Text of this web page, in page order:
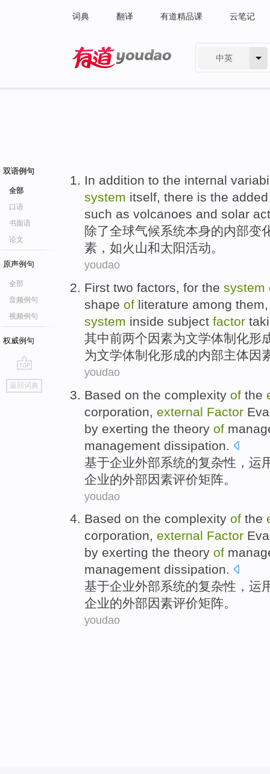
词典 翻译 有道精品课 云笔记
中英
双语例句
全部
口语
书面语
论文
原声例句
全部
音频例句
视频例句
权威例句
go
top
返回词典
In addition to the internal
system itself, there is the added
such as volcanoes and solar
除了全球气候系统本身的内部变
素 ， 如火山和太阳活动。
youdao
First two factors, for the system
shape of literature among them
system inside subject factor
其中前两个因素为文学体制 化形
为文学体制化形成的内部主体因
youdao
Based on the complexity of the
corporation
external Factor
by exerting the theory of
management dissipation
基于企业外部系统的复杂性 ， 运
企业的外部因素评价矩阵。
youdao
Based on the complexity of the
corporation, external Factor
by exerting the theory of
management dissipation.
基于企业外部系统的复杂性 ， 运
企业的外部因素评价矩阵。
youdao